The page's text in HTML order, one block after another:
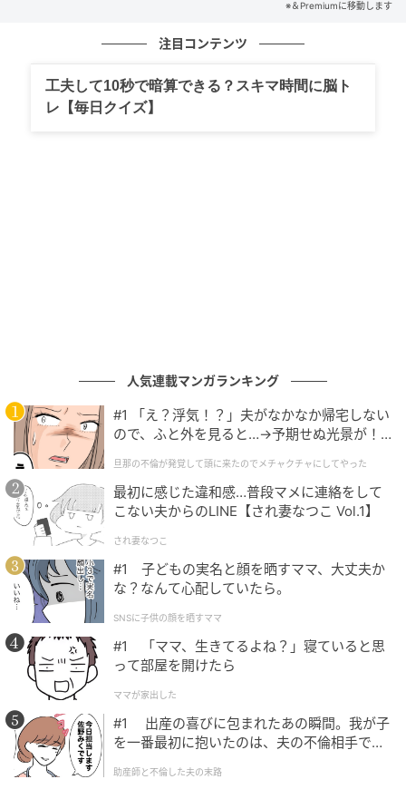
※＆Premiumに移動します
注目コンテンツ
工夫して10秒で暗算できる？スキマ時間に脳ト
レ【毎日クイズ】
人気連載マンガランキング
#1 「え？浮気！？」夫がなかなか帰宅しない
ので、ふと外を見ると…→予期せぬ光景が！
クチャにしてやった
旦那の不倫が発覚して頭に来たのでメチャクチャにしてやった
最初に感じた違和感…普段マメに連絡をして
こない夫からのLINE【され妻なつこ Vol.1】
され妻なつこ
#1 子どもの実名と顔を晒すママ、大丈夫か
な？なんて心配していたら。
SNSに子供の顔を晒すママ
#1 「ママ、生きてるよね？」寝ていると思
って部屋を開けたら
ママが家出した
#1 出産の喜びに包まれたあの瞬間。我が子
を一番最初に抱いたのは、夫の不倫相手でし
助産師と不倫した夫の末路